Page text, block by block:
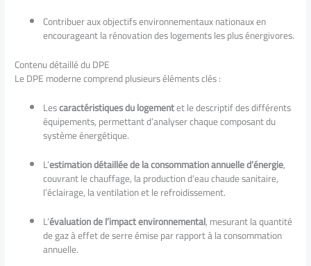
Contribuer aux objectifs environnementaux nationaux en
encourageant la rénovation des logements les plus énergivores.
Contenu détaillé du DPE
Le DPE moderne comprend plusieurs éléments clés :
Lescaractéristiques du logementet le descriptif des différents
équipements, permettant d’analyser chaque composant du
système énergétique.
L’estimation détaillée de la consommation annuelle d’énergie,
couvrant le chauffage, la production d’eau chaude sanitaire,
l’éclairage, la ventilation et le refroidissement.
L’évaluation de l’impact environnemental, mesurant la quantité
de gaz à effet de serre émise par rapport à la consommation
annuelle.